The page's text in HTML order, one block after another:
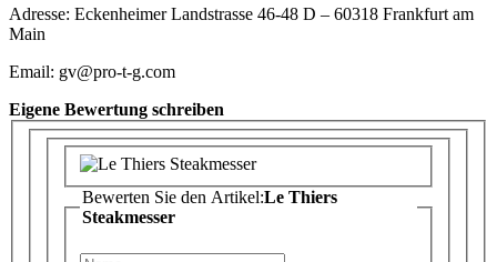
Adresse: Eckenheimer Landstrasse 46-48 D – 60318 Frankfurt am
Main
Email: gv@pro-t-g.com
Eigene Bewertung schreiben
Bewerten Sie den Artikel:Le Thiers
Steakmesser